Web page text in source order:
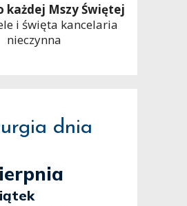
każdej Mszy Świętej
i święta kancelaria
nieczynna
dnia